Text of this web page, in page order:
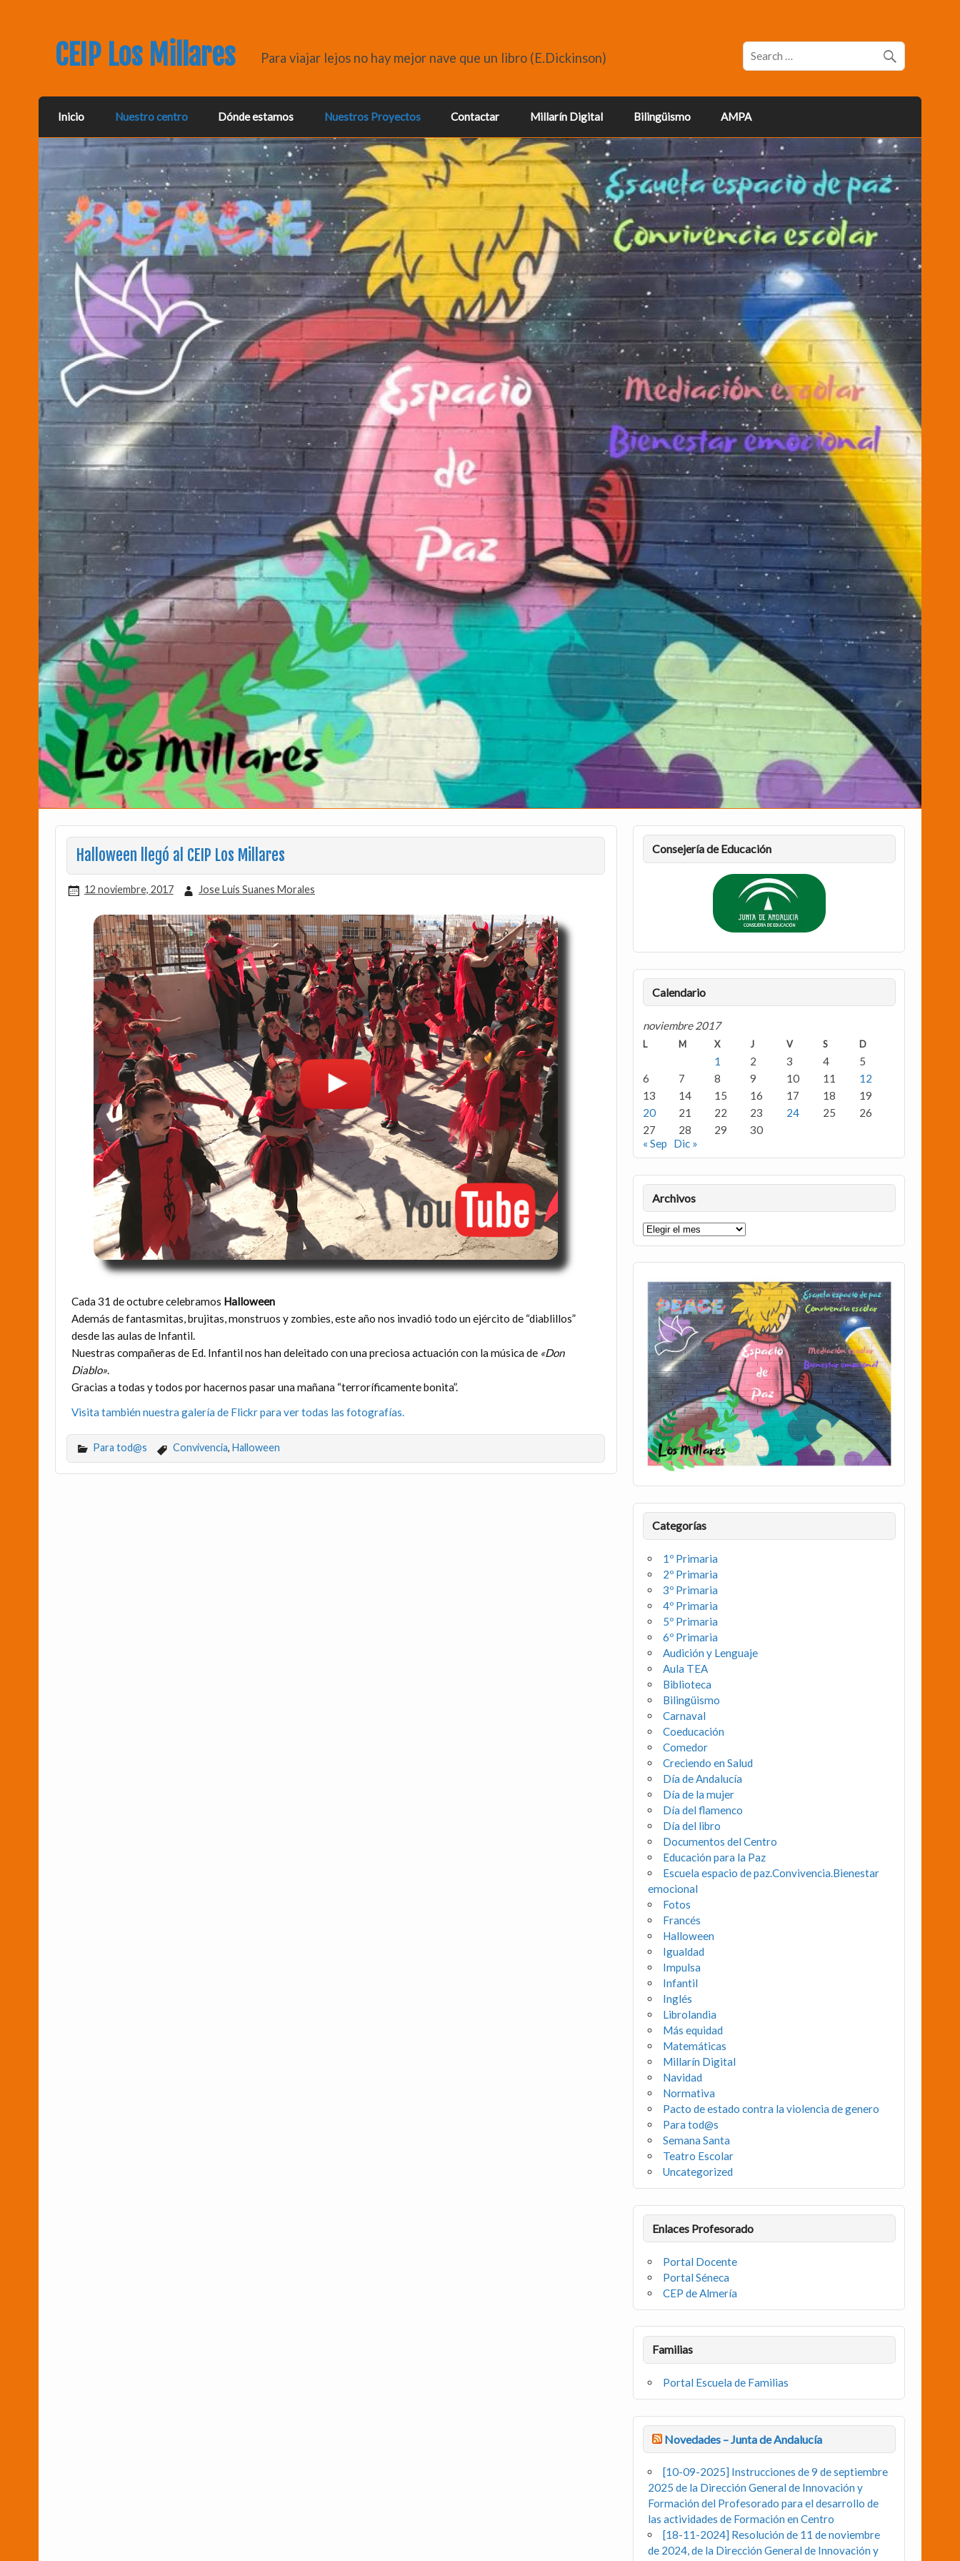
CEIP Los Millares Para viajar lejos no hay mejor nave que un libro (E.Dickinson)
Inicio Nuestro centro Dónde estamos Nuestros Proyectos Contactar Millarín Digital Bilingüismo AMPA
Halloween llegó al CEIP Los Millares
12 noviembre, 2017 Jose Luis Suanes Morales
Cada 31 de octubre celebramos Halloween
Además de fantasmitas, brujitas, monstruos y zombies, este año nos invadió todo un ejército de “diablillos”
desde las aulas de Infantil.
Nuestras compañeras de Ed. Infantil nos han deleitado con una preciosa actuación con la música de «Don
Diablo».
Gracias a todas y todos por hacernos pasar una mañana “terroríficamente bonita”.
Visita también nuestra galería de Flickr para ver todas las fotografías.
Para tod@s Convivencia, Halloween
Consejería de Educación
Calendario
noviembre 2017
L M X J V S D
1 2 3 4
5
6
7 8 9 10 11
12
13
14 15 16 17 18
19
20
21 22 23 24 25
26
27
28 29
30
« Sep
Dic »
Archivos
Archivos
Categorías
1º Primaria
2º Primaria
3º Primaria
4º Primaria
5º Primaria
6º Primaria
Audición y Lenguaje
Aula TEA
Biblioteca
Bilingüismo
Carnaval
Coeducación
Comedor
Creciendo en Salud
Día de Andalucía
Día de la mujer
Día del flamenco
Día del libro
Documentos del Centro
Educación para la Paz
Escuela espacio de paz.Convivencia.Bienestar
emocional
Fotos
Francés
Halloween
Igualdad
Impulsa
Infantil
Inglés
Librolandia
Más equidad
Matemáticas
Millarín Digital
Navidad
Normativa
Pacto de estado contra la violencia de genero
Para tod@s
Semana Santa
Teatro Escolar
Uncategorized
Enlaces Profesorado
Portal Docente
Portal Séneca
CEP de Almería
Familias
Portal Escuela de Familias
Novedades – Junta de Andalucía
[10-09-2025] Instrucciones de 9 de septiembre
2025 de la Dirección General de Innovación y
Formación del Profesorado para el desarrollo de
las actividades de Formación en Centro
[18-11-2024] Resolución de 11 de noviembre
de 2024, de la Dirección General de Innovación y